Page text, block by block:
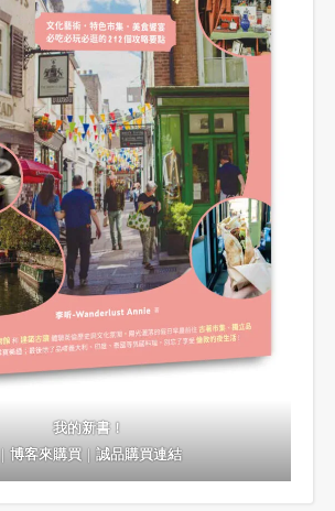
我的新書！
｜博客來購買｜誠品購買連結